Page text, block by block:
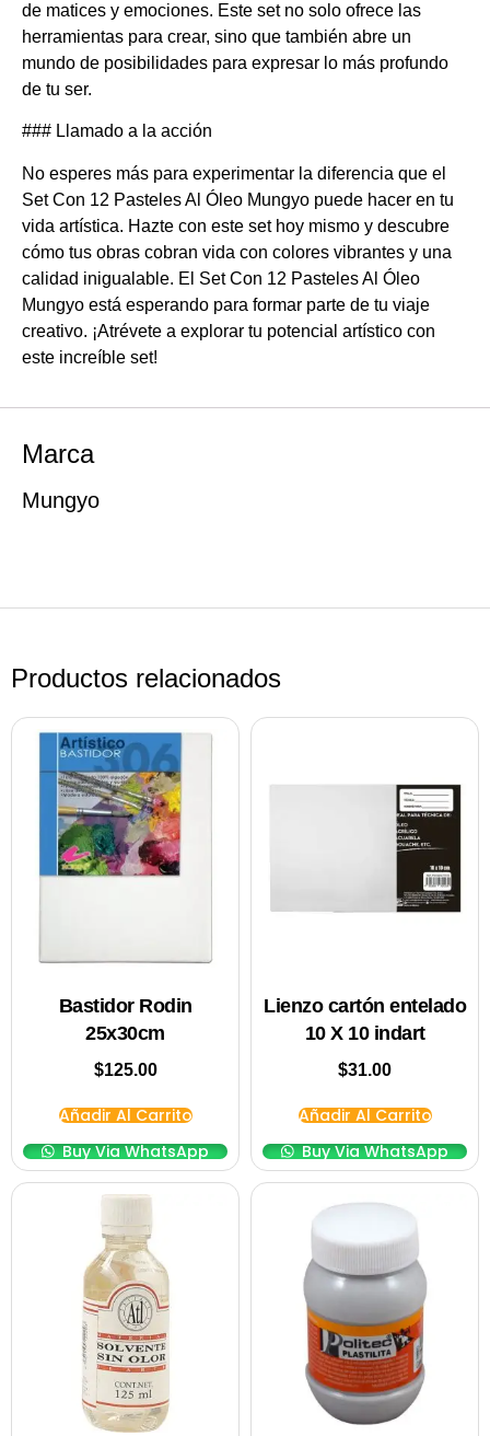
de matices y emociones. Este set no solo ofrece las
herramientas para crear, sino que también abre un
mundo de posibilidades para expresar lo más profundo
de tu ser.
### Llamado a la acción
No esperes más para experimentar la diferencia que el
Set Con 12 Pasteles Al Óleo Mungyo puede hacer en tu
vida artística. Hazte con este set hoy mismo y descubre
cómo tus obras cobran vida con colores vibrantes y una
calidad inigualable. El Set Con 12 Pasteles Al Óleo
Mungyo está esperando para formar parte de tu viaje
creativo. ¡Atrévete a explorar tu potencial artístico con
este increíble set!
Marca
Mungyo
Productos relacionados
Bastidor Rodin
25x30cm
$125.00
Añadir Al Carrito
Buy Via WhatsApp
Lienzo cartón entelado
10 X 10 indart
$31.00
Añadir Al Carrito
Buy Via WhatsApp